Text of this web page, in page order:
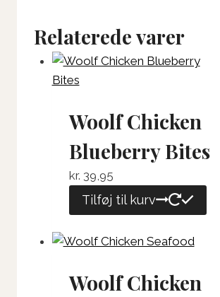
Relaterede varer
Woolf Chicken
Blueberry Bites
kr. 39,95
Tilføj til kurv
Woolf Chicken